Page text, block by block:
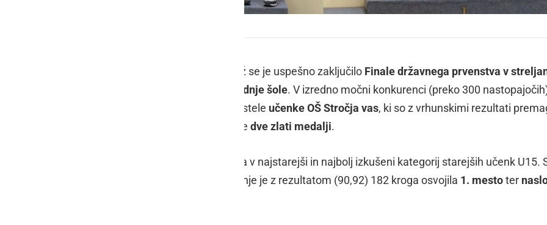
V športni dvorani Gimnazije v Ormož se je uspešno zaključilo Finale državnega prvenstva v
zračnim orožjem za osnovne in srednje šole. V izredno močni konkurenci (preko 300
vrstnikov iz celotne države so zablestele učenke OŠ Stročja vas, ki so z vrhunskimi rezultati
svoje konkurentke in domov odnesle dve zlati medalji.
je barve šole zastopala v najstarejši in najbolj izkušeni kategorij starejših učenk U15.
svojo mirnostjo in suverenim streljanje je z rezultatom (90,92) 182 kroga osvojila 1. mestoter